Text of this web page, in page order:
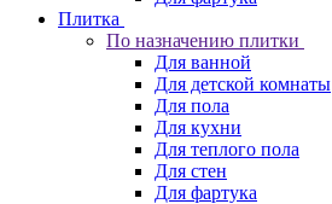
Плитка
По назначению плитки
Для ванной
Для детской комнаты
Для пола
Для кухни
Для теплого пола
Для стен
Для фартука